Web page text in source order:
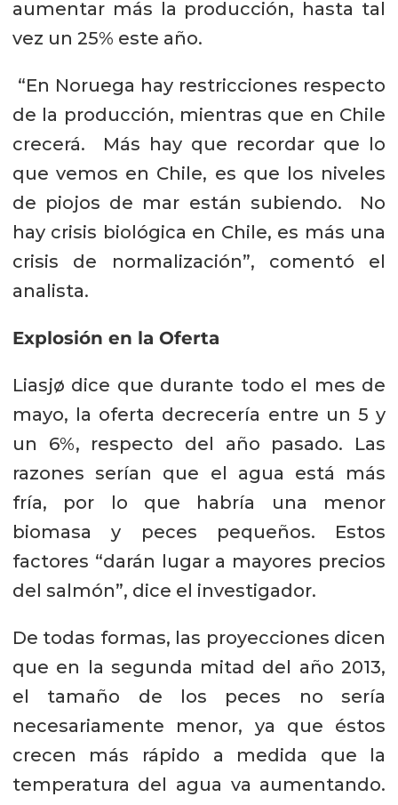
aumentar más la producción, hasta tal
vez un 25% este año.
“En Noruega hay restricciones respecto
de la producción, mientras que en Chile
crecerá. Más hay que recordar que lo
que vemos en Chile, es que los niveles
de piojos de mar están subiendo. No
hay crisis biológica en Chile, es más una
crisis de normalización”, comentó el
analista.
Explosión en la Oferta
Liasjø dice que durante todo el mes de
mayo, la oferta decrecería entre un 5 y
un 6%, respecto del año pasado. Las
razones serían que el agua está más
fría, por lo que habría una menor
biomasa y peces pequeños. Estos
factores “darán lugar a mayores precios
del salmón”, dice el investigador.
De todas formas, las proyecciones dicen
que en la segunda mitad del año 2013,
el tamaño de los peces no sería
necesariamente menor, ya que éstos
crecen más rápido a medida que la
temperatura del agua va aumentando.